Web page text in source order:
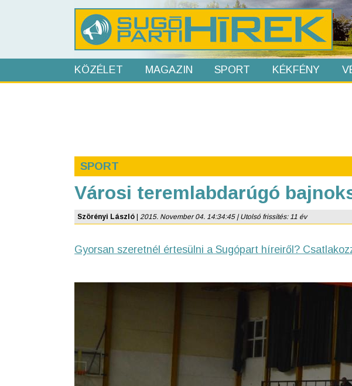
KÖZÉLET MAGAZIN SPORT KÉKFÉNY
SPORT
Városi teremlabdarúgó
Szörényi László 2015. November 04. 14:34:45 | Utolsó frissítés: 11 év
Gyorsan szeretnél értesülni a Sugópart híreiről?